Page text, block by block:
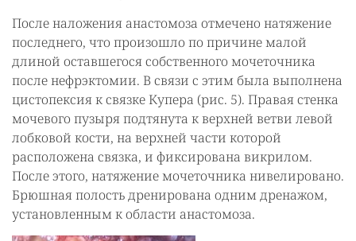
После наложения анастомоза отмечено натяжение
последнего, что произошло по причине малой
длиной оставшегося собственного мочеточника
после нефрэктомии. В связи с этим была выполнена
цистопексия к связке Купера (рис. 5). Правая стенка
мочевого пузыря подтянута к верхней ветви левой
лобковой кости, на верхней части которой
расположена связка, и фиксирована викрилом.
После этого, натяжение мочеточника нивелировано.
Брюшная полость дренирована одним дренажом,
установленным к области анастомоза.